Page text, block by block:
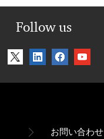
Follow us
お問い合わせ